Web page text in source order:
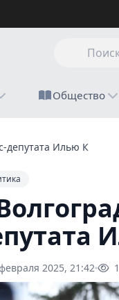
Общество
депутата Илью
2025, 21:42